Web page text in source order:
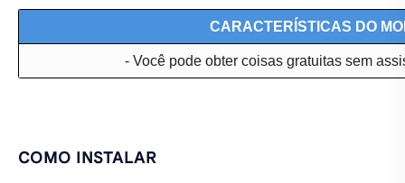
CARACTERÍSTICAS DO
- Você pode obter coisas gratuitas sem
COMO INSTALAR